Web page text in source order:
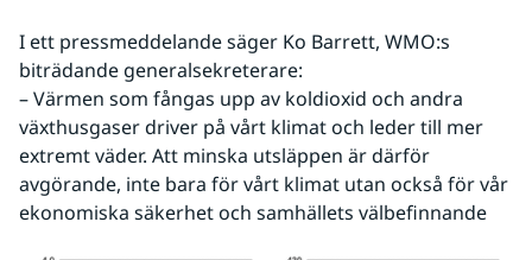
I ett pressmeddelande säger Ko Barrett, WMO:s
biträdande generalsekreterare:
– Värmen som fångas upp av koldioxid och andra
växthusgaser driver på vårt klimat och leder till mer
extremt väder. Att minska utsläppen är därför
avgörande, inte bara för vårt klimat utan också för vår
ekonomiska säkerhet och samhällets välbefinnande